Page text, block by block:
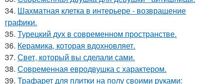
34. Шахматная клетка в интерьере - возвращение
графики.
35. Турецкий дух в современном пространстве.
36. Керамика, которая вдохновляет.
37. Свет, который вы сделали сами.
38. Современная евродвушка с характером.
39. Трафарет для плитки на полу своими руками: